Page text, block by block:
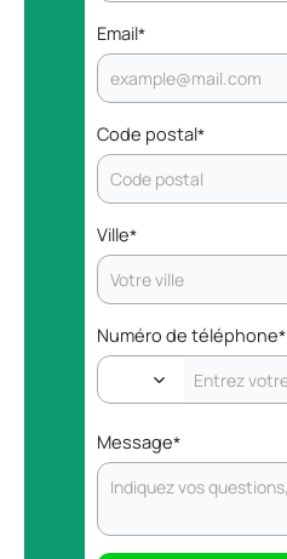
Email*
Code postal*
Ville*
Numéro de téléphone*
Message*